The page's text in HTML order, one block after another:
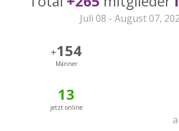
Juli 08 - August 07,
+154
Männer
13
jetzt online